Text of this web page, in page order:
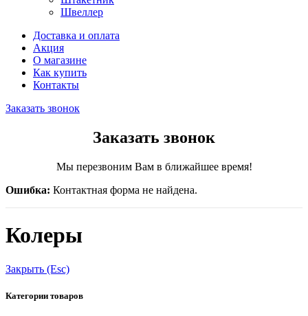
Швеллер
Доставка и оплата
Акция
О магазине
Как купить
Контакты
Заказать звонок
Заказать звонок
Мы перезвоним Вам в ближайшее время!
Ошибка: Контактная форма не найдена.
Колеры
Закрыть (Esc)
Категории товаров